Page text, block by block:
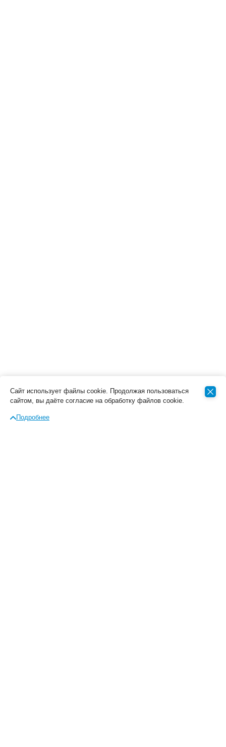
Сайт использует файлы cookie. Продолжая пользоваться
сайтом, вы даёте согласие на обработку файлов cookie.
Подробнее